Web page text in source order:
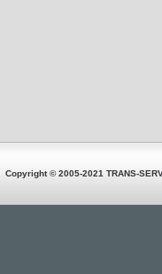
Copyright © 2005-2021 TRANS-